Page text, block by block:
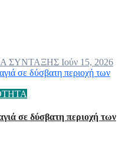
ΣΥΝΤΑΞΗΣ Ιούν 15, 2026
σε δύσβατη περιοχή των